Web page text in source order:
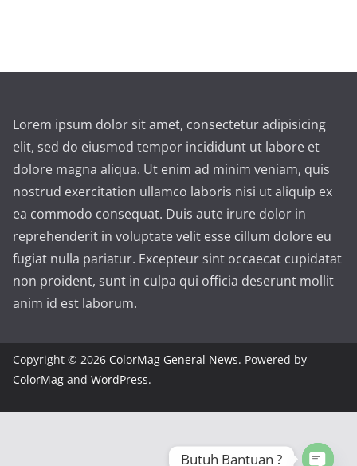
Lorem ipsum dolor sit amet, consectetur adipisicing
elit, sed do eiusmod tempor incididunt ut labore et
dolore magna aliqua. Ut enim ad minim veniam, quis
nostrud exercitation ullamco laboris nisi ut aliquip ex
ea commodo consequat. Duis aute irure dolor in
reprehenderit in voluptate velit esse cillum dolore eu
fugiat nulla pariatur. Excepteur sint occaecat cupidatat
non proident, sunt in culpa qui officia deserunt mollit
anim id est laborum.
Copyright © 2026 ColorMag General News. Powered by
ColorMag and WordPress.
Butuh Bantuan ?